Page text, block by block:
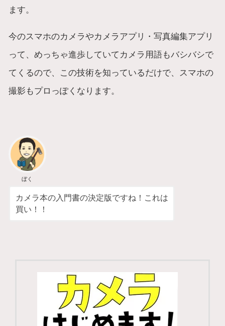
ます。
今のスマホのカメラやカメラアプリ・写真編集アプリ
って、めっちゃ進歩していてカメラ用語もバシバシで
てくるので、この技術を知っているだけで、スマホの
撮影もプロっぽくなります。
ぼく
カメラ本の入門書の決定版ですね！これは
買い！！